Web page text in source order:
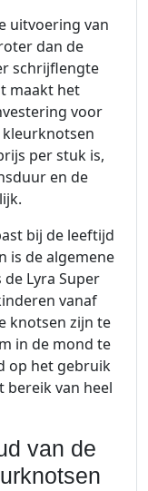
uitvoering van
dan de
schrijflengte
maakt het
voor
per stuk is,
en de
bij de leeftijd
is de algemene
Lyra Super
vanaf
knotsen zijn te
in de mond te
op het gebruik
bereik van heel
van de